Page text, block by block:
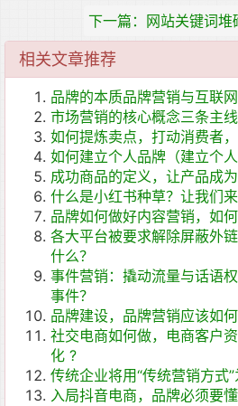
相关文章推荐
品牌的本质品牌营销与互联
市场营销的核心概念三条主
如何提炼卖点，打动消费者
如何建立个人品牌（建立个
成功商品的定义，让产品成
什么是小红书种草？让我们
品牌如何做好内容营销，如
各大平台被要求解除屏蔽外
什么？
事件营销：撬动流量与话语
事件？
品牌建设，品牌营销应该如何
社交电商如何做，电商客户
化 ?
传统企业将用“传统营销方式
入局抖音电商，品牌必须要